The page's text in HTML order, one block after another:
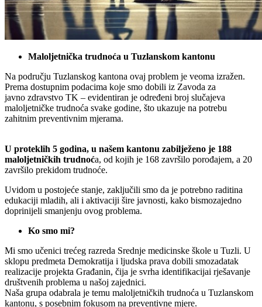
Maloljetnička trudnoća u Tuzlanskom kantonu
Na području Tuzlanskog kantona ovaj problem je veoma izražen.
Prema dostupnim podacima koje smo dobili iz Zavoda za
javno zdravstvo TK – evidentiran je određeni broj slučajeva
maloljetničke trudnoća svake godine, što ukazuje na potrebu
zahitnim preventivnim mjerama.
U proteklih 5 godina, u našem kantonu zabilježeno je 188
maloljetničkih trudnoća, od kojih je 168 završilo porođajem, a 20
završilo prekidom trudnoće.
Uvidom u postojeće stanje, zaključili smo da je potrebno raditina
edukaciji mladih, ali i aktivaciji šire javnosti, kako bismozajedno
doprinijeli smanjenju ovog problema.
Ko smo mi?
Mi smo učenici trećeg razreda Srednje medicinske škole u Tuzli. U
sklopu predmeta Demokratija i ljudska prava dobili smozadatak
realizacije projekta Građanin, čija je svrha identifikacijai rješavanje
društvenih problema u našoj zajednici.
Naša grupa odabrala je temu maloljetničkih trudnoća u Tuzlanskom
kantonu, s posebnim fokusom na preventivne mjere.